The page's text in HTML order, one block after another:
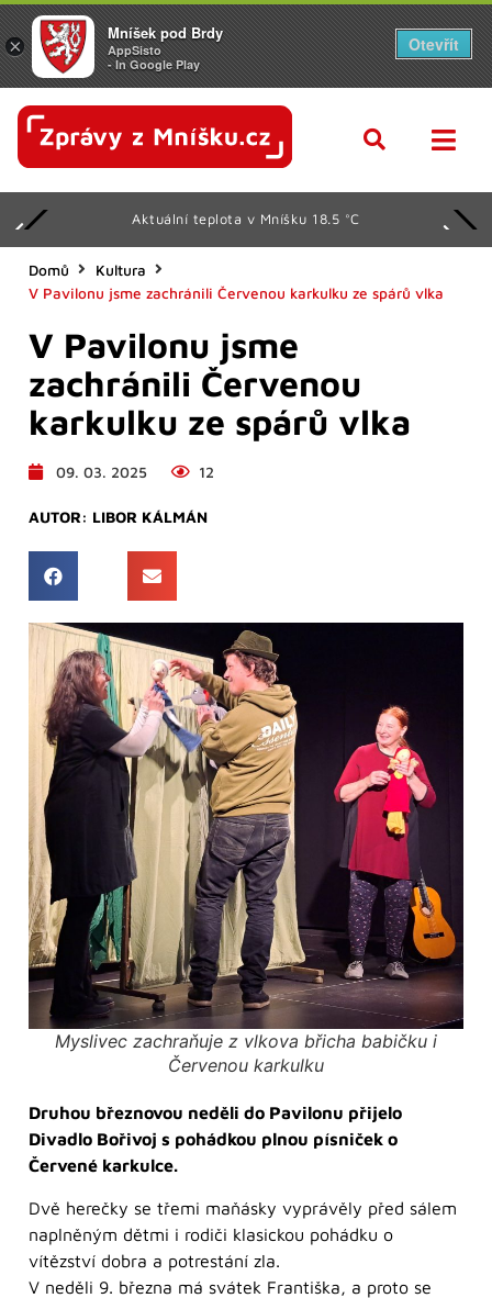
Aktuální teplota v Mníšku 18.5 °C
Domů
Kultura
V Pavilonu jsme zachránili Červenou karkulku ze spárů vlka
V Pavilonu jsme
zachránili Červenou
karkulku ze spárů vlka
09. 03. 2025 12
AUTOR: LIBOR KÁLMÁN
Myslivec zachraňuje z vlkova břicha babičku i
Červenou karkulku
Druhou březnovou neděli do Pavilonu přijelo
Divadlo Bořivoj s pohádkou plnou písniček o
Červené karkulce.
Dvě herečky se třemi maňásky vyprávěly před sálem
naplněným dětmi i rodiči klasickou pohádku o
vítězství dobra a potrestání zla.
V neděli 9. března má svátek Františka, a proto se
×
Mníšek pod Brdy
AppSisto
- In Google Play
Otevřít